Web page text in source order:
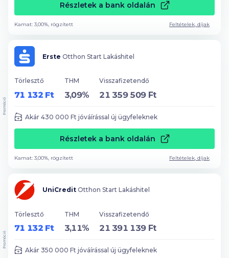
Részletek a bank oldalán
Kamat: 3,00%, rögzített Feltételek, díjak
Erste Otthon Start Lakáshitel
Törlesztő
71 132 Ft
THM
3,09%
Visszafizetendő
21 359 509 Ft
Akár 430 000 Ft jóváírással új ügyfeleknek
Részletek a bank oldalán
Kamat: 3,00%, rögzített Feltételek, díjak
Promóció
UniCredit Otthon Start Lakáshitel
Törlesztő
71 132 Ft
THM
3,11%
Visszafizetendő
21 391 139 Ft
Akár 350 000 Ft jóváírással új ügyfeleknek
Promóció